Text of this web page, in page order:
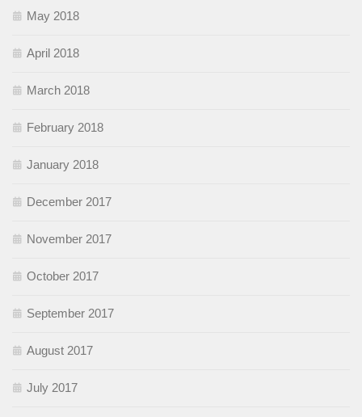
May 2018
April 2018
March 2018
February 2018
January 2018
December 2017
November 2017
October 2017
September 2017
August 2017
July 2017